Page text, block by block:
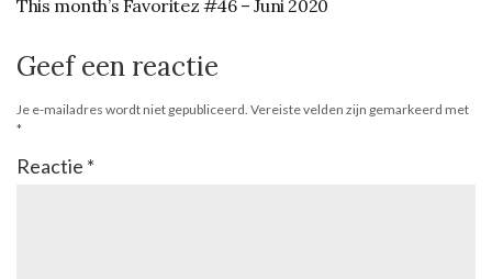
This month’s Favoritez #46 – Juni 2020
Geef een reactie
Je e-mailadres wordt niet gepubliceerd. Vereiste velden zijn gemarkeerd met
*
Reactie *